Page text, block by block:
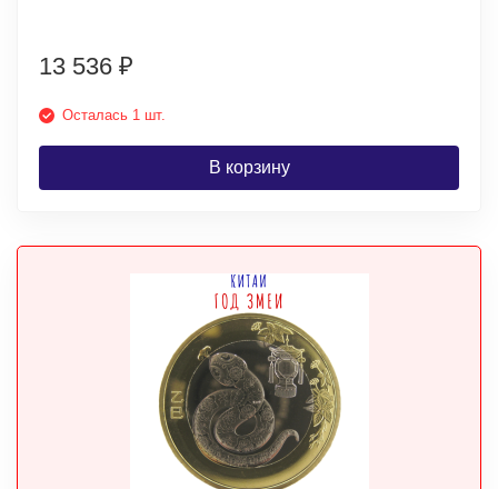
13 536 ₽
Осталась 1 шт.
В корзину